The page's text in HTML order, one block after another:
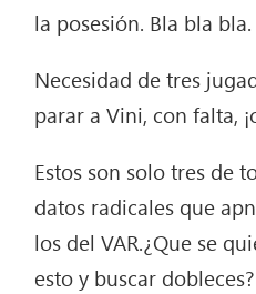
la posesión. Bla bla bla.
Necesidad de tres
parar a Vini, con falta,
Estos son solo tres de
datos radicales que
los del VAR.¿Que se
esto y buscar